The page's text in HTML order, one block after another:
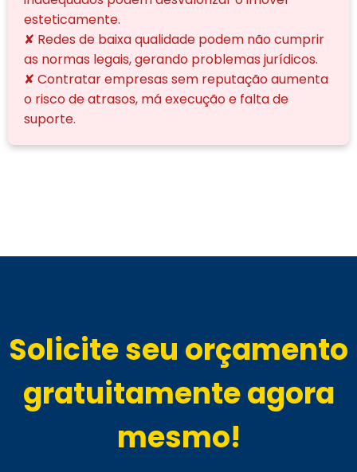
esteticamente.
✘ Redes de baixa qualidade podem não cumprir
as normas legais, gerando problemas jurídicos.
✘ Contratar empresas sem reputação aumenta
o risco de atrasos, má execução e falta de
suporte.
Solicite seu orçamento
gratuitamente agora
mesmo!